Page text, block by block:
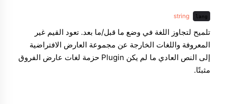
lang
string
تلميح لتجاوز اللغة في وضع ما قبل/ما بعد. تعود القيم غير
المعروفة واللغات الخارجة عن مجموعة العارض الافتراضية
إلى النص العادي ما لم يكن Plugin حزمة لغات عارض الفروق
مثبتًا.